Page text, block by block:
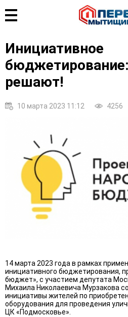
Инициативное
решают!
10 марта 2023 11:12 4256
14 марта 2023 года в рамках
инициативного бюджетирования,
бюджет», с участием депутата
Михаила Николаевича Мурзакова
инициативы жителей по
оборудования для проведения
ЦК «Подмосковье».